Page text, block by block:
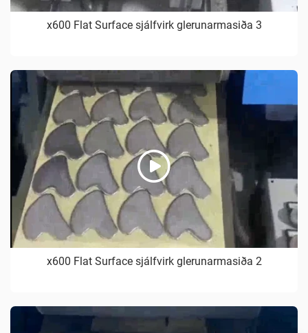
x600 Flat Surface sjálfvirk glerunarmasiða 3
x600 Flat Surface sjálfvirk glerunarmasiða 2